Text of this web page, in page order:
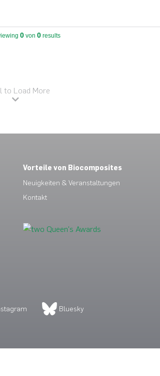
0von 0results
to Load More
Vorteile von Biocomposites
Neuigkeiten & Veranstaltungen
Kontakt
Bluesky